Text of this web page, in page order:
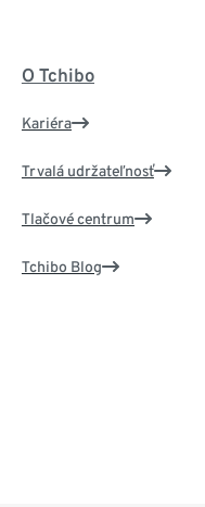
O Tchibo
Kariéra
Trvalá udržateľnosť
Tlačové centrum
Tchibo Blog